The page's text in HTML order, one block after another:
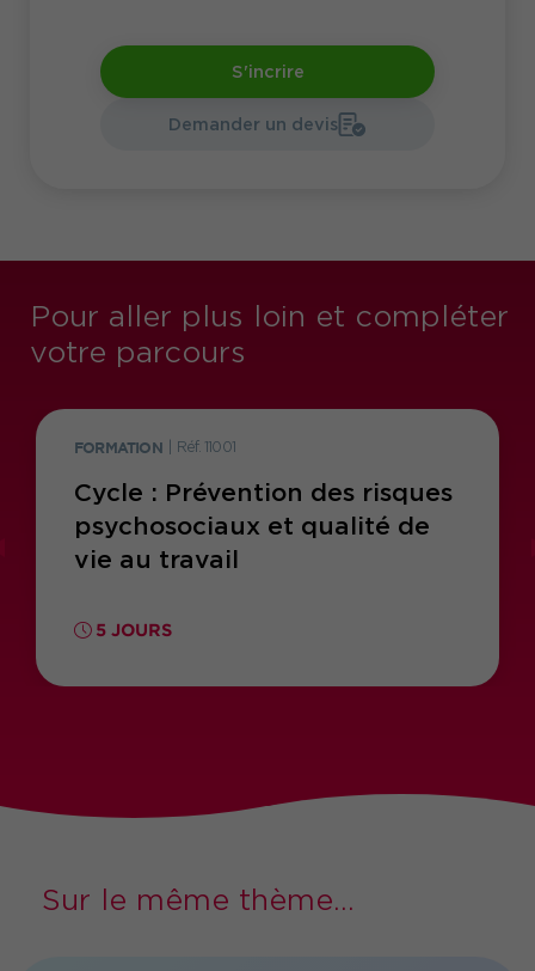
S'incrire
Demander un devis
Pour aller plus loin et compléter
votre parcours
FORMATION Réf. 11001
Cycle : Prévention des risques
psychosociaux et qualité de
vie au travail
5 JOURS
Sur le même thème...